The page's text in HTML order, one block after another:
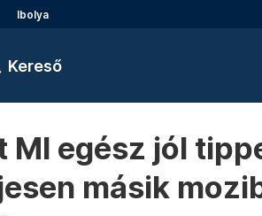
Ibolya
Kereső
MI egész jól
másik